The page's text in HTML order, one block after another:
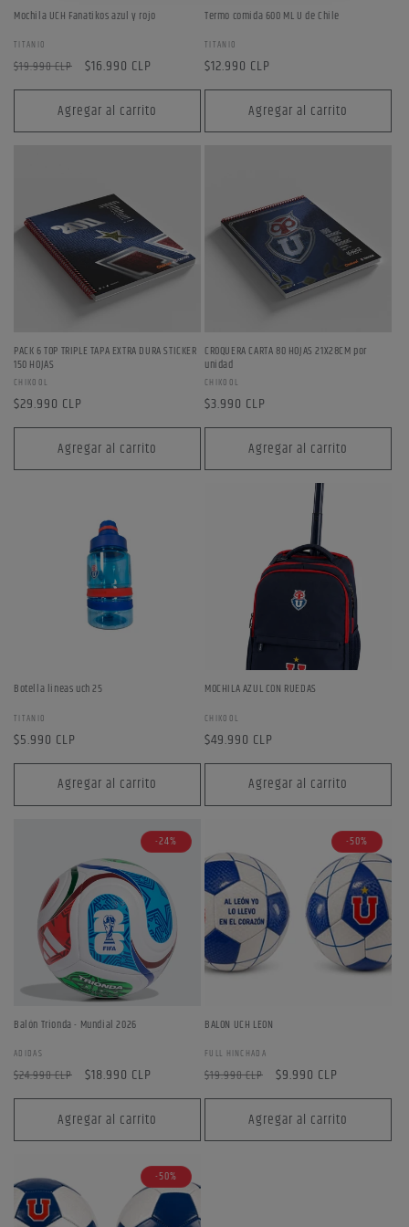
Mochila UCH Fanatikos azul y rojo
Proveedor:
TITANIO
Precio
habitual
$19.990 CLP
Precio
de
oferta
$16.990 CLP
Agregar al carrito
Termo comida 600 ML U de Chile
Proveedor:
TITANIO
Precio
habitual
$12.990 CLP
Agregar al carrito
PACK 6 TOP TRIPLE TAPA EXTRA DURA STICKER
150 HOJAS
Proveedor:
CHIKOOL
Precio
habitual
$29.990 CLP
Agregar al carrito
CROQUERA CARTA 80 HOJAS 21X28CM por
unidad
Proveedor:
CHIKOOL
Precio
habitual
$3.990 CLP
Agregar al carrito
Botella lineas uch 25
Proveedor:
TITANIO
Precio
habitual
$5.990 CLP
Agregar al carrito
MOCHILA AZUL CON RUEDAS
Proveedor:
CHIKOOL
Precio
habitual
$49.990 CLP
Agregar al carrito
-24%
Balón Trionda - Mundial 2026
Proveedor:
ADIDAS
Precio
habitual
$24.990 CLP
Precio
de
oferta
$18.990 CLP
Agregar al carrito
-50%
BALON UCH LEON
Proveedor:
FULL HINCHADA
Precio
habitual
$19.990 CLP
Precio
de
oferta
$9.990 CLP
Agregar al carrito
-50%
Inicie sesión en su cuenta para agregar productos a su lista
de deseos y ver los artículos guardados anteriormente.
Acceso